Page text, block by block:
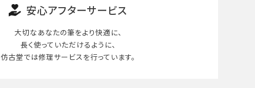
安心アフターサービス
大切なあなたの筆をより快適に、
長く使って いただけるように、
仿古堂では修理サービスを行っています。